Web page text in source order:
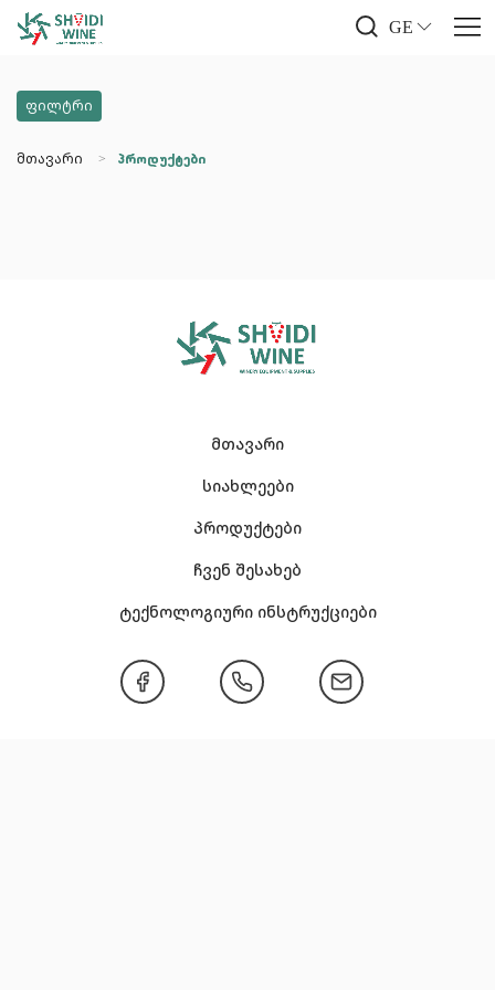
GE
ფილტრი
მთავარი პროდუქტები
მთავარი
სიახლეები
პროდუქტები
ჩვენ შესახებ
ტექნოლოგიური ინსტრუქციები